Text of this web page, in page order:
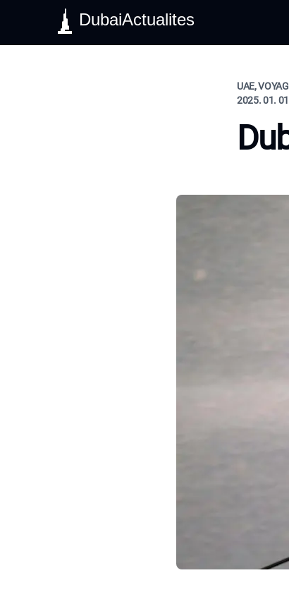
DubaiActualites
UAE,
2025. 01. 01